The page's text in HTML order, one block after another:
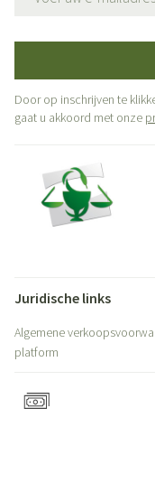
Door op inschrijven te
gaat u akkoord met onze
Juridische links
Algemene
platform